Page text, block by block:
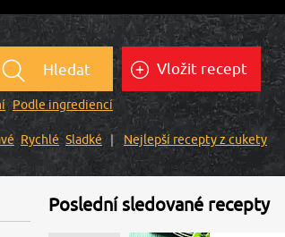
Hledat
Podle ingrediencí
Vložit recept
Rychlé Sladké
Nejlepší recepty z cukety
Poslední sledované recepty